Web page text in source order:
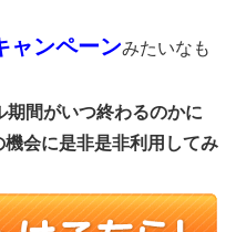
ャンペーンみたいなも
期間がいつ終わるのかに
会に是非是非利用してみ